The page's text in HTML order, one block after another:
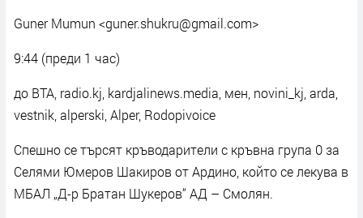
Guner Mumun <guner.shukru@gmail.com>
9:44 (преди 1 час)
до BTA, radio.kj, kardjalinews.media, мен, novini_kj, arda,
vestnik, alperski, Alper, Rodopivoice
Спешно се търсят кръводарители с кръвна група 0 за
Селями Юмеров Шакиров от Ардино, който се лекува в
МБАЛ „Д-р Братан Шукеров“ АД – Смолян.